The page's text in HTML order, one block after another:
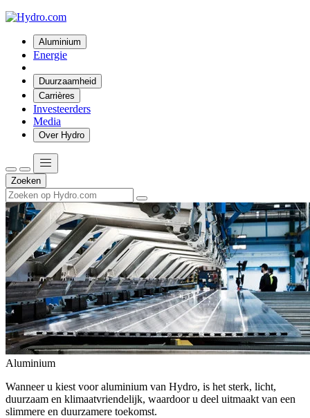
Aluminium
Energie
Duurzaamheid
Carrières
Investeerders
Media
Over Hydro
Zoeken
Aluminium
Wanneer u kiest voor aluminium van Hydro, is het sterk, licht,
duurzaam en klimaatvriendelijk, waardoor u deel uitmaakt van een
slimmere en duurzamere toekomst.